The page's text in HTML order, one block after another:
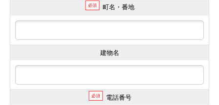
必須 町名・番地
建物名
必須 電話番号